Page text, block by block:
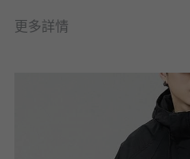
更多詳情